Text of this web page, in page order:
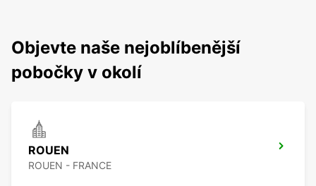
Objevte naše nejoblíbenější
pobočky v okolí
ROUEN
ROUEN - FRANCE